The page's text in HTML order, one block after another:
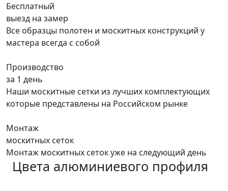
Бесплатный
выезд на замер
Все образцы полотен и москитных конструкций у
мастера всегда с собой
Производство
за 1 день
Наши москитные сетки из лучших комплектующих
которые представлены на Российском рынке
Монтаж
москитных сеток
Монтаж москитных сеток уже на следующий день
Цвета алюминиевого профиля